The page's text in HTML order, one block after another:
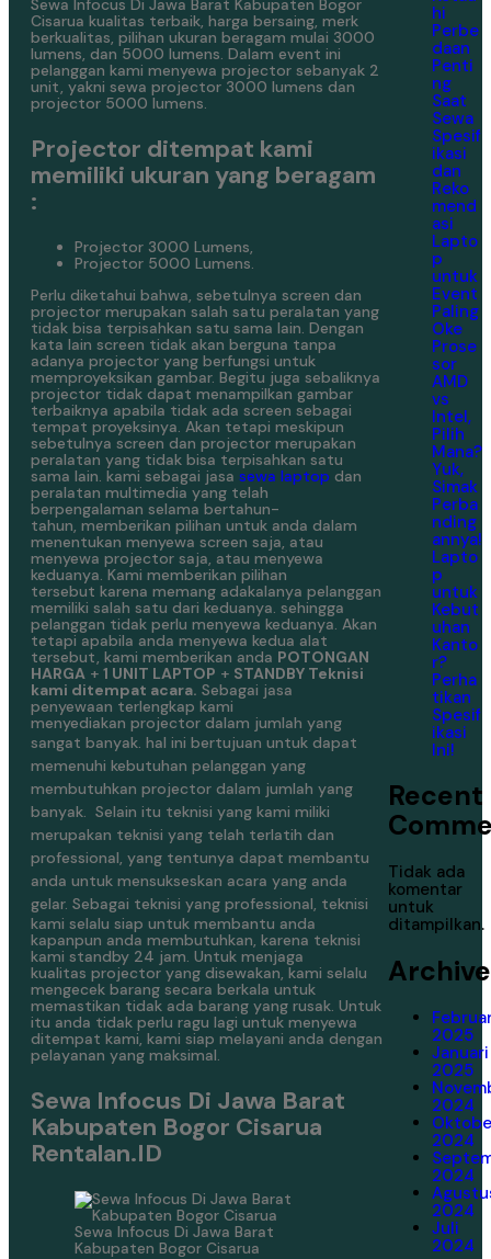
Sewa Infocus Di Jawa Barat Kabupaten Bogor
Cisarua kualitas terbaik, harga bersaing, merk
berkualitas, pilihan ukuran beragam mulai 3000
lumens, dan 5000 lumens. Dalam event ini
pelanggan kami menyewa projector sebanyak 2
unit, yakni sewa projector 3000 lumens dan
projector 5000 lumens.
Projector ditempat kami
memiliki ukuran yang beragam
:
Projector 3000 Lumens,
Projector 5000 Lumens.
Perlu diketahui bahwa, sebetulnya screen dan
projector merupakan salah satu peralatan yang
tidak bisa terpisahkan satu sama lain. Dengan
kata lain screen tidak akan berguna tanpa
adanya projector yang berfungsi untuk
memproyeksikan gambar. Begitu juga sebaliknya
projector tidak dapat menampilkan gambar
terbaiknya apabila tidak ada screen sebagai
tempat proyeksinya. Akan tetapi meskipun
sebetulnya screen dan projector merupakan
peralatan yang tidak bisa terpisahkan satu
sama lain. kami sebagai jasa sewa laptop dan
peralatan multimedia yang telah
berpengalaman selama bertahun-
tahun, memberikan pilihan untuk anda dalam
menentukan menyewa screen saja, atau
menyewa projector saja, atau menyewa
keduanya. Kami memberikan pilihan
tersebut karena memang adakalanya pelanggan
memiliki salah satu dari keduanya. sehingga
pelanggan tidak perlu menyewa keduanya. Akan
tetapi apabila anda menyewa kedua alat
tersebut, kami memberikan anda POTONGAN
HARGA + 1 UNIT LAPTOP + STANDBY Teknisi
kami ditempat acara. Sebagai jasa
penyewaan terlengkap kami
menyediakan projector dalam jumlah yang
sangat banyak. hal ini bertujuan untuk dapat
memenuhi kebutuhan pelanggan yang
membutuhkan projector dalam jumlah yang
banyak. Selain itu teknisi yang kami miliki
merupakan teknisi yang telah terlatih dan
professional, yang tentunya dapat membantu
anda untuk mensukseskan acara yang anda
gelar. Sebagai teknisi yang professional, teknisi
kami selalu siap untuk membantu anda
kapanpun anda membutuhkan, karena teknisi
kami standby 24 jam. Untuk menjaga
kualitas projector yang disewakan, kami selalu
mengecek barang secara berkala untuk
memastikan tidak ada barang yang rusak. Untuk
itu anda tidak perlu ragu lagi untuk menyewa
ditempat kami, kami siap melayani anda dengan
pelayanan yang maksimal.
Sewa Infocus Di Jawa Barat
Kabupaten Bogor Cisarua
Rentalan.ID
Sewa Infocus Di Jawa Barat
Kabupaten Bogor Cisarua
hi
Perbe
daan
Penti
ng
Saat
Sewa
Spesif
ikasi
dan
Reko
mend
asi
Lapto
p
untuk
Event
Paling
Oke
Prose
sor
AMD
vs
Intel,
Pilih
Mana?
Yuk,
Simak
Perba
nding
annya!
Lapto
p
untuk
Kebut
uhan
Kanto
r?
Perha
tikan
Spesif
ikasi
Ini!
Recent
Tidak ada
komentar
untuk
ditampilkan.
2025
Januari
2025
2024
2024
2024
2024
Juli
2024